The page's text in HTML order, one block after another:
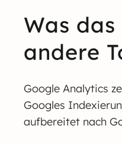
Was
andere
Google Analytics
Googles
aufbereitet nach